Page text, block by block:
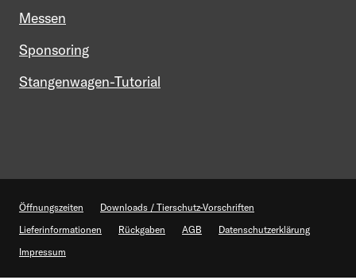
Messen
Sponsoring
Stangenwagen-Tutorial
Öffnungszeiten
Downloads / Tierschutz-Vorschriften
Lieferinformationen
Rückgaben AGB
Datenschutzerklärung
Impressum